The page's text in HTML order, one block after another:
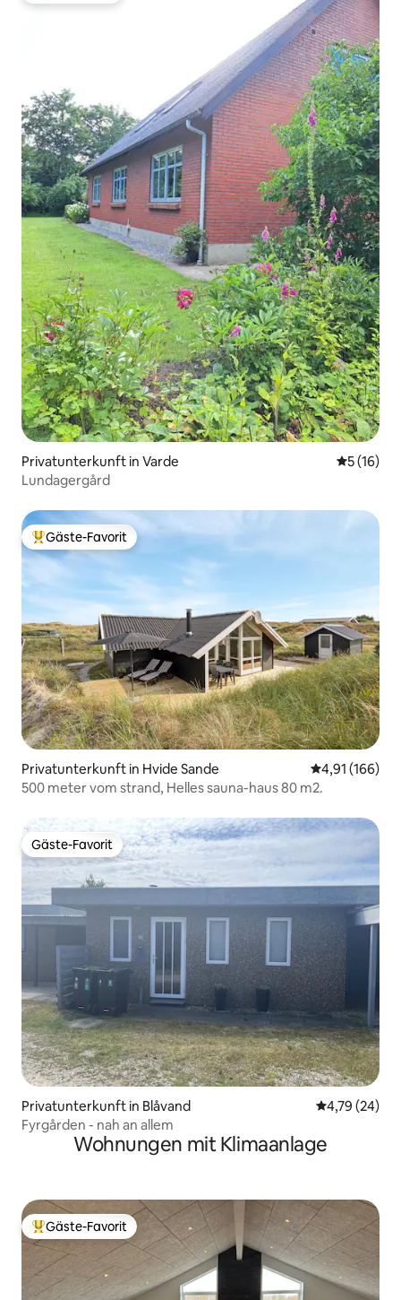
Privatunterkunft in Varde
5 (16)
Lundagergård
Beliebter Gäste-Favorit.
Gäste-Favorit
Privatunterkunft in Hvide Sande
4,91 (166)
500 meter vom strand, Helles sauna-haus 80 m2.
Gäste-Favorit
Gäste-Favorit
Privatunterkunft in Blåvand
4,79 (24)
Fyrgården - nah an allem
Wohnungen mit Klimaanlage
Beliebter Gäste-Favorit.
Gäste-Favorit